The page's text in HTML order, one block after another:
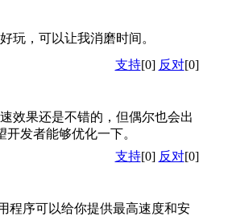
玩，可以让我消磨时间。
支持[0] 反对[0]
效果还是不错的，但偶尔也会出
发者能够优化一下。
支持[0] 反对[0]
程序可以给你提供最高速度和安